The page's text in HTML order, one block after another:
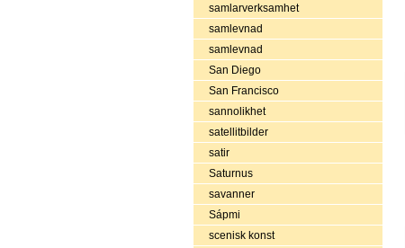
samlarverksamhet
samlevnad
samlevnad
San Diego
San Francisco
sannolikhet
satellitbilder
satir
Saturnus
savanner
Sápmi
scenisk konst